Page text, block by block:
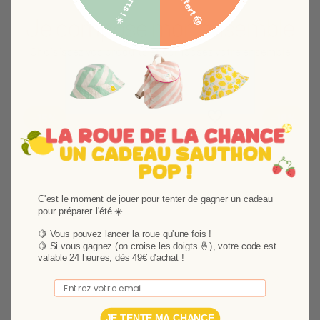
Je compose mon ensemble
Choisissez vos produits et composez votre ensemble
C'est le moment de jouer pour tenter de gagner un cadeau
pour préparer l'été ☀️
🍋 Vous pouvez lancer la roue qu'une fois !
🍋 Si vous gagnez (on croise les doigts 🤞), votre code est
valable 24 heures, dès 49€ d'achat !
Email